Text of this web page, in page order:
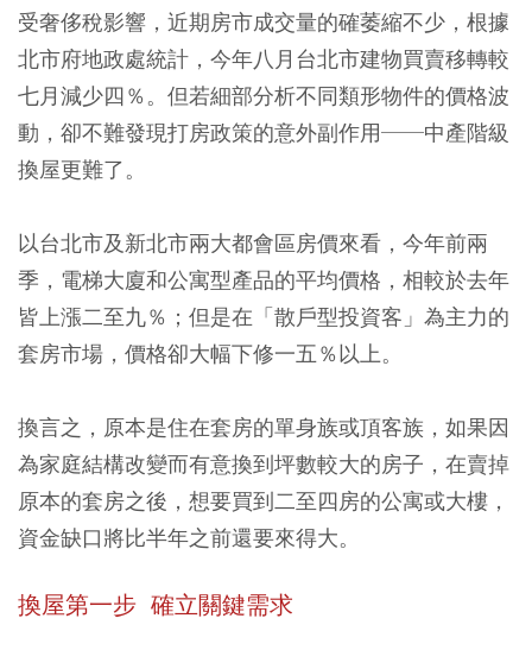
受奢侈稅影響，近期房市成交量的確萎縮不少，根據
北市府地政處統計，今年八月台北市建物買賣移轉較
七月減少四％。但若細部分析不同類形物件的價格波
動，卻不難發現打房政策的意外副作用──中產階級
換屋更難了。
以台北市及新北市兩大都會區房價來看，今年前兩
季，電梯大廈和公寓型產品的平均價格，相較於去年
皆上漲二至九％；但是在「散戶型投資客」為主力的
套房市場，價格卻大幅下修一五％以上。
換言之，原本是住在套房的單身族或頂客族，如果因
為家庭結構改變而有意換到坪數較大的房子，在賣掉
原本的套房之後，想要買到二至四房的公寓或大樓，
資金缺口將比半年之前還要來得大。
換屋第一步 確立關鍵需求